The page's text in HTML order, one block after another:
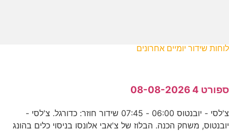
לוחות שידור יומיים אחרונים
ספורט 4 08-08-2026
צ'לסי - יובנטוס 06:00 - 07:45 שידור חוזר: כדורגל. צ'לסי -
יובנטוס, משחק הכנה. הבלוז של צ'אבי אלונסו בניסוי כלים בהונג